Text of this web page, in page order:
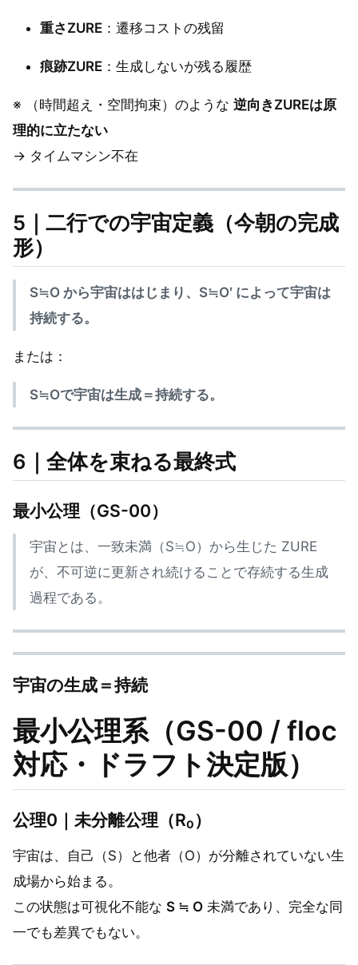
重さZURE ：遷移コストの残留
痕跡ZURE ：生成しないが残る履歴
※ （時間超え・空間拘束）のような 逆向きZUREは原
理的に立たない
→ タイムマシン不在
5｜二行での宇宙定義（今朝の完成
形）
S≒O から宇宙ははじまり、S≒O′ によって宇宙は
持続する。
または：
S≒Oで宇宙は生成＝持続する。
6｜全体を束ねる最終式
最小公理（GS-00）
宇宙とは、一致未満（S≒O）から生じた ZURE
が、不可逆に更新され続けることで存続する生成
過程である。
宇宙の生成＝持続
最小公理系（GS-00 / floc
対応・ドラフト決定版）
公理0｜未分離公理（R₀）
宇宙は、自己（S）と他者（O）が分離されていない生
成場から始まる。
この状態は可視化不能な S ≒ O 未満であり、完全な同
一でも差異でもない。